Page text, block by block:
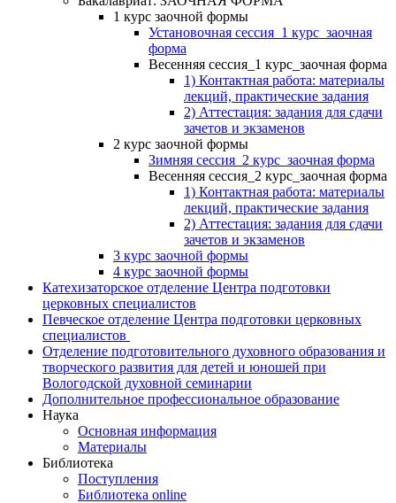
1 курс заочной формы
Установочная сессия_1 курс_заочная
форма
Весенняя сессия_1 курс_заочная форма
1) Контактная работа: материалы
лекций, практические задания
2) Аттестация: задания для сдачи
зачетов и экзаменов
2 курс заочной формы
Зимняя сессия_2 курс_заочная форма
Весенняя сессия_2 курс_заочная форма
1) Контактная работа: материалы
лекций, практические задания
2) Аттестация: задания для сдачи
зачетов и экзаменов
3 курс заочной формы
4 курс заочной формы
Катехизаторское отделение Центра подготовки
церковных специалистов
Певческое отделение Центра подготовки церковных
специалистов
Отделение подготовительного духовного образования и
творческого развития для детей и юношей при
Вологодской духовной семинарии
Дополнительное профессиональное образование
Наука
Основная информация
Материалы
Библиотека
Поступления
Библиотека online